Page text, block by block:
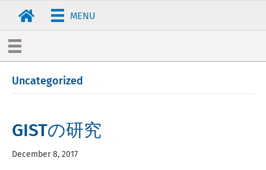
MENU
Uncategorized
GISTの研究
December 8, 2017